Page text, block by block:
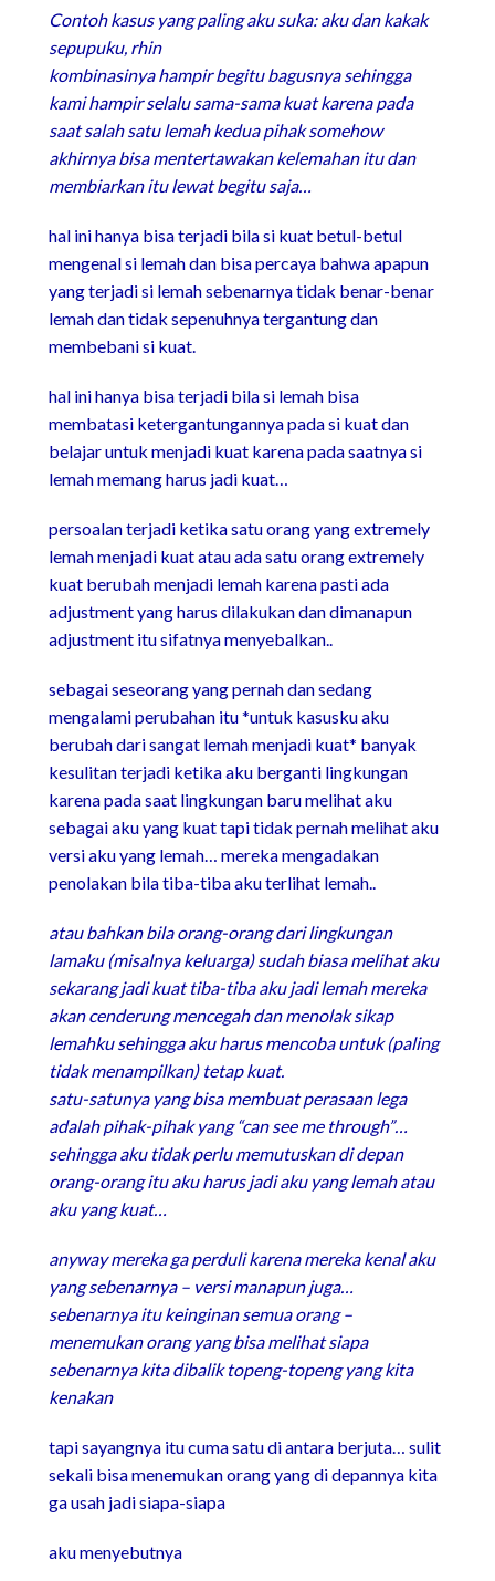
Contoh kasus yang paling aku suka: aku dan kakak
sepupuku, rhin
kombinasinya hampir begitu bagusnya sehingga
kami hampir selalu sama-sama kuat karena pada
saat salah satu lemah kedua pihak somehow
akhirnya bisa mentertawakan kelemahan itu dan
membiarkan itu lewat begitu saja…
hal ini hanya bisa terjadi bila si kuat betul-betul
mengenal si lemah dan bisa percaya bahwa apapun
yang terjadi si lemah sebenarnya tidak benar-benar
lemah dan tidak sepenuhnya tergantung dan
membebani si kuat.
hal ini hanya bisa terjadi bila si lemah bisa
membatasi ketergantungannya pada si kuat dan
belajar untuk menjadi kuat karena pada saatnya si
lemah memang harus jadi kuat…
persoalan terjadi ketika satu orang yang extremely
lemah menjadi kuat atau ada satu orang extremely
kuat berubah menjadi lemah karena pasti ada
adjustment yang harus dilakukan dan dimanapun
adjustment itu sifatnya menyebalkan..
sebagai seseorang yang pernah dan sedang
mengalami perubahan itu *untuk kasusku aku
berubah dari sangat lemah menjadi kuat* banyak
kesulitan terjadi ketika aku berganti lingkungan
karena pada saat lingkungan baru melihat aku
sebagai aku yang kuat tapi tidak pernah melihat aku
versi aku yang lemah… mereka mengadakan
penolakan bila tiba-tiba aku terlihat lemah..
atau bahkan bila orang-orang dari lingkungan
lamaku (misalnya keluarga) sudah biasa melihat aku
sekarang jadi kuat tiba-tiba aku jadi lemah mereka
akan cenderung mencegah dan menolak sikap
lemahku sehingga aku harus mencoba untuk (paling
tidak menampilkan) tetap kuat.
satu-satunya yang bisa membuat perasaan lega
adalah pihak-pihak yang “can see me through”…
sehingga aku tidak perlu memutuskan di depan
orang-orang itu aku harus jadi aku yang lemah atau
aku yang kuat…
anyway mereka ga perduli karena mereka kenal aku
yang sebenarnya – versi manapun juga…
sebenarnya itu keinginan semua orang –
menemukan orang yang bisa melihat siapa
sebenarnya kita dibalik topeng-topeng yang kita
kenakan
tapi sayangnya itu cuma satu di antara berjuta… sulit
sekali bisa menemukan orang yang di depannya kita
ga usah jadi siapa-siapa
aku menyebutnya